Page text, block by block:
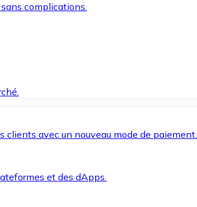
complications.
avec un nouveau mode de paiement.
et des dApps.